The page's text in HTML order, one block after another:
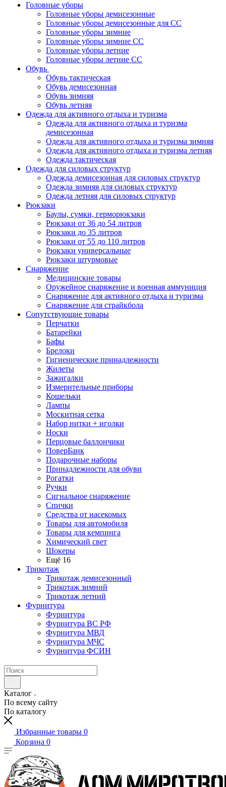
Головные уборы
Головные уборы демисезонные
Головные уборы демисезонные для СС
Головные уборы зимние
Головные уборы зимние СС
Головные уборы летние
Головные уборы летние СС
Обувь
Обувь тактическая
Обувь демисезонная
Обувь зимняя
Обувь летняя
Одежда для активного отдыха и туризма
Одежда для активного отдыха и туризма
демисезонная
Одежда для активного отдыха и туризма зимняя
Одежда для активного отдыха и туризма летняя
Одежда тактическая
Одежда для силовых структур
Одежда демисезонная для силовых структур
Одежда зимняя для силовых структур
Одежда летняя для силовых структур
Рюкзаки
Баулы, сумки, герморюкзаки
Рюкзаки от 36 до 54 литров
Рюкзаки до 35 литров
Рюкзаки от 55 до 110 литров
Рюкзаки универсальные
Рюкзаки штурмовые
Снаряжение
Медицинские товары
Оружейное снаряжение и военная аммуниция
Снаряжение для активного отдыха и туризма
Снаряжение для страйкбола
Сопутствующие товары
Перчатки
Батарейки
Бафы
Брелоки
Гигиенические принадлежности
Жилеты
Зажигалки
Измерительные приборы
Кошельки
Лампы
Москитная сетка
Набор нитки + иголки
Носки
Перцовые баллончики
ПоверБанк
Подарочные наборы
Принадлежности для обуви
Рогатки
Ручки
Сигнальное снаряжение
Спички
Средства от насекомых
Товары для автомобиля
Товары для кемпинга
Химический свет
Шокеры
Ещё 16
Трикотаж
Трикотаж демисезонный
Трикотаж зимний
Трикотаж летний
Фурнитура
Фурнитура
Фурнитура ВС РФ
Фурнитура МВД
Фурнитура МЧС
Фурнитура ФСИН
Каталог
По всему сайту
По каталогу
Избранные товары 0
Корзина 0